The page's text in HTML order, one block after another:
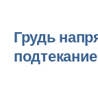
Грудь
подтекание